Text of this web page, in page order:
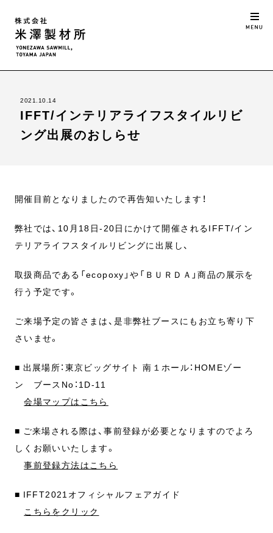
2021.10.14
IFFT/インテリアライフスタイルリビ
ング出展のおしらせ
開催目前となりましたので再告知いたします！
弊社では、10月18日-20日にかけて開催されるIFFT/イン
テリアライフスタイルリビングに出展し、
取扱商品である「ecopoxy」や「ＢＵＲＤＡ」商品の展示を
行う予定です。
ご来場予定の皆さまは、是非弊社ブースにもお立ち寄り下
さいませ。
■ 出展場所：東京ビッグサイト 南１ホール：HOMEゾー
ン ブースNo：1D-11
会場マップはこちら
■ ご来場される際は、事前登録が必要となりますのでよろ
しくお願いいたします。
事前登録方法はこちら
■ IFFT2021オフィシャルフェアガイド
こちらをクリック